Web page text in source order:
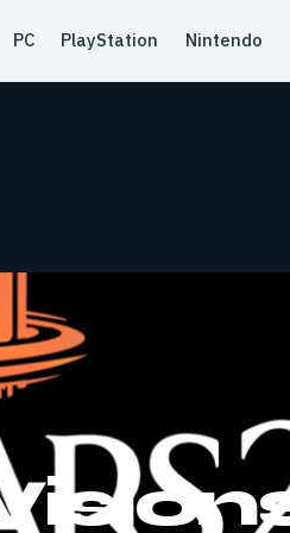
PC PlayStation Nintendo